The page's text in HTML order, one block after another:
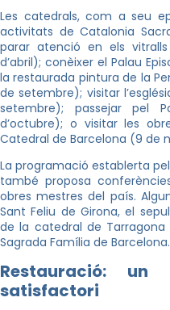
Les catedrals, com a seu
activitats de Catalonia
parar atenció en els
d’abril); conèixer el Palau
la restaurada pintura de la
de setembre); visitar
setembre); passejar pel
d’octubre); o visitar les
Catedral de Barcelona (9 de
La programació establerta
també proposa
obres mestres del país.
Sant Feliu de Girona, el
de la catedral de
Sagrada Família de Barcelona.
Restauració:
satisfactori